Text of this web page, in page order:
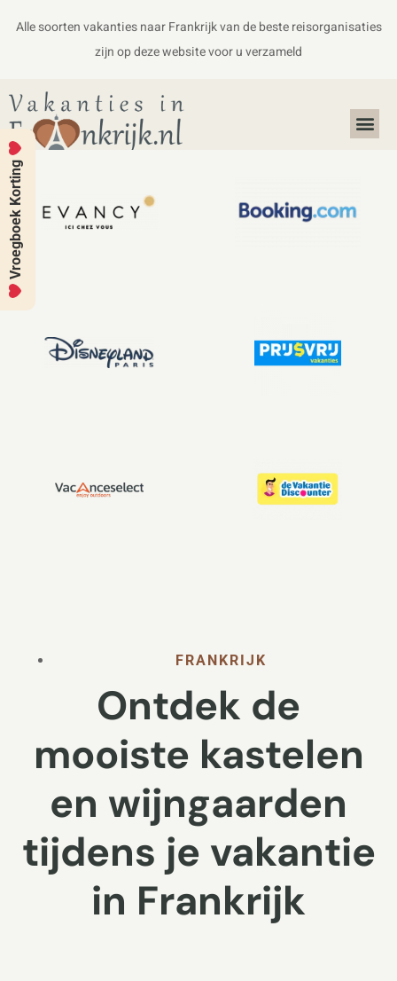
Alle soorten vakanties naar Frankrijk van de beste reisorganisaties
zijn op deze website voor u verzameld
FRANKRIJK
Ontdek de
mooiste kastelen
en wijngaarden
tijdens je vakantie
in Frankrijk
Vroegboek Korting